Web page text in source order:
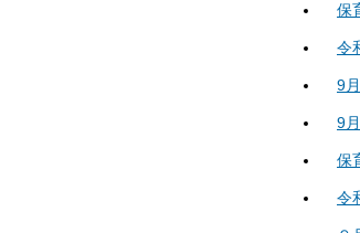
保
令
9
9
保
令